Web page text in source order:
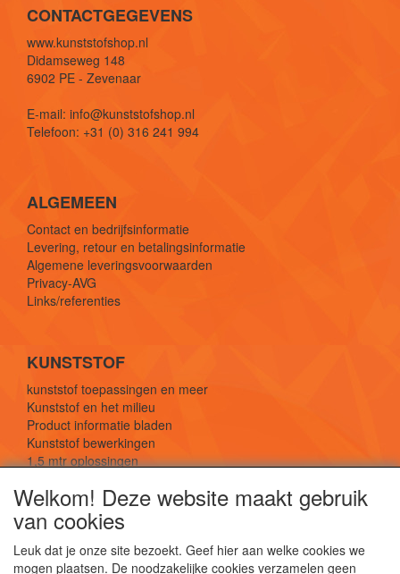
CONTACTGEGEVENS
www.kunststofshop.nl
Didamseweg 148
6902 PE - Zevenaar
E-mail: info@kunststofshop.nl
Telefoon: +31 (0) 316 241 994
ALGEMEEN
Contact en bedrijfsinformatie
Levering, retour en betalingsinformatie
Algemene leveringsvoorwaarden
Privacy-AVG
Links/referenties
KUNSTSTOF
kunststof toepassingen en meer
Kunststof en het milieu
Product informatie bladen
Kunststof bewerkingen
1,5 mtr oplossingen
SOCIALE MEDIA
Welkom! Deze website maakt gebruik
van cookies
Leuk dat je onze site bezoekt. Geef hier aan welke cookies we
mogen plaatsen. De noodzakelijke cookies verzamelen geen